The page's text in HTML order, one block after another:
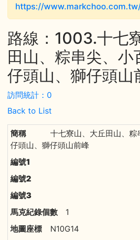
https://
路線：1003.十七
田山、粽串尖、
仔頭山、獅仔頭山
訪問統計：0
Back to List
十七寮山、大丘田山、
仔頭山、獅仔頭山前峰
1
N10G14